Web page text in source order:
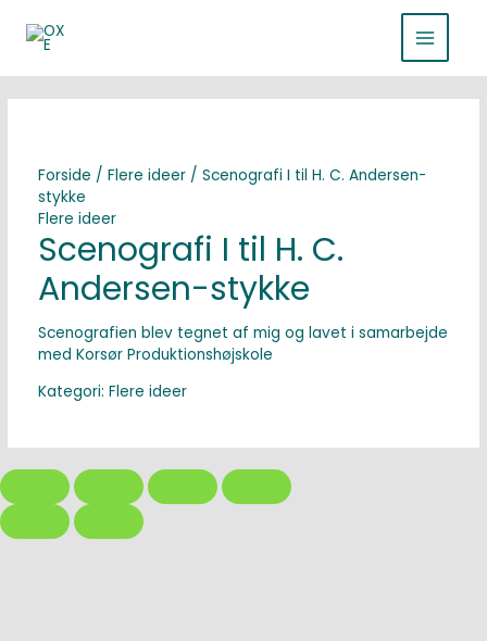
indholdet
MAIN
MENU
Forside / Flere ideer/ Scenografi I til H. C. Andersen-
stykke
Flere ideer
Scenografi I til H. C.
Andersen-stykke
Scenografien blev tegnet af mig og lavet i samarbejde
med Korsør Produktionshøjskole
Kategori: Flere ideer